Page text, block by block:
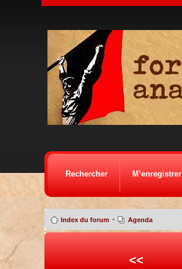
Rechercher M’enregistrer
Index du forum • Agenda
<<